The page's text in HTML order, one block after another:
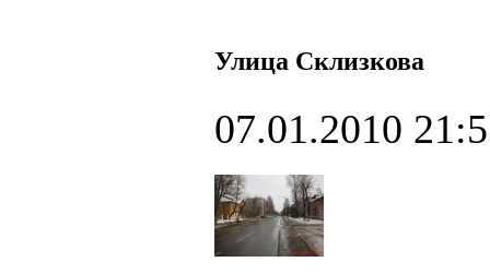
Улица Склизкова
07.01.2010